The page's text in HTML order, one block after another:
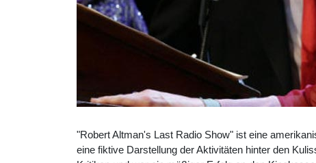
"Robert Altman's Last Radio Show" ist eine
eine fiktive Darstellung der Aktivitäten hinter den